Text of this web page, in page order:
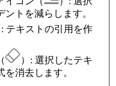
ントを減らします。
: テキストの引用を作
）: 選択したテキ
消去します。